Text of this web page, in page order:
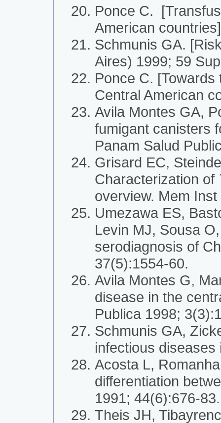
Ponce C.
American
Schmunis GA.
Aires) 1999; 59
Ponce C.
Central American
Avila Montes GA,
fumigant canisters
Panam Salud
Grisard EC,
Characterization of
overview. Mem
Umezawa ES,
Levin MJ, Sousa
serodiagnosis of
37(5):1554-60.
Avila Montes G,
disease in the
Publica 1998;
Schmunis GA,
infectious
Acosta L,
differentiation
1991; 44(6):676-83.
Theis JH,